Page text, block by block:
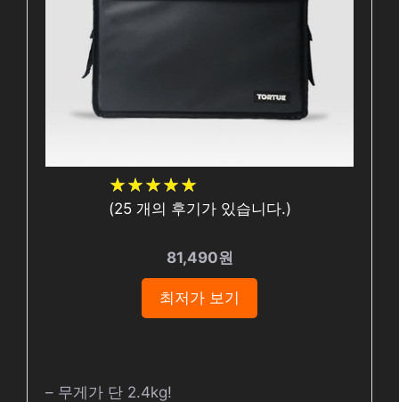
★★★★★
★★★★★
(25개의 후기가 있습니다.)
81,490원
최저가 보기
– 무게가 단 2.4kg!